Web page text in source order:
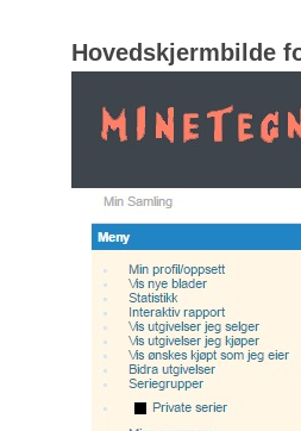
Hovedskjermbilde